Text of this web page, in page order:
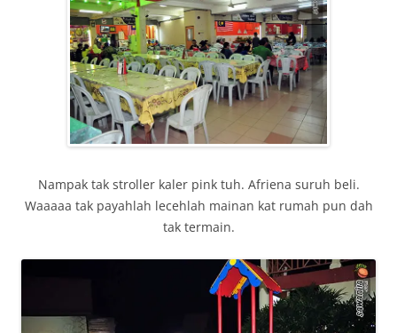
Nampak tak stroller kaler pink tuh. Afriena suruh beli.
Waaaaa tak payahlah lecehlah mainan kat rumah pun dah
tak termain.